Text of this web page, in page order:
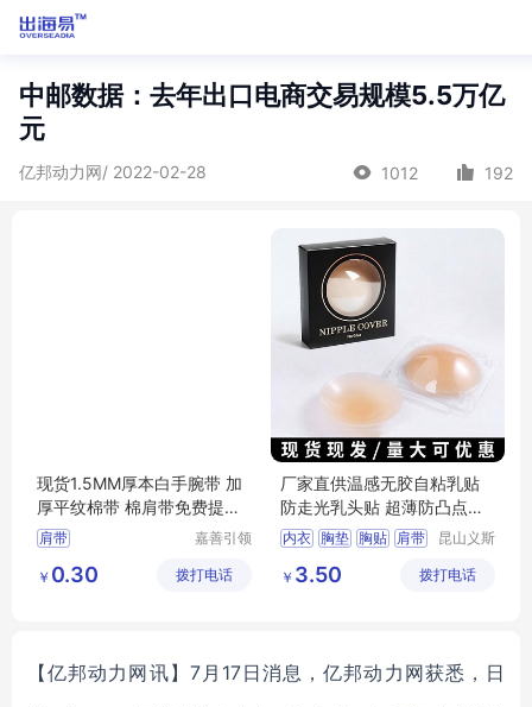
中邮数据：去年出口电商交易规模5.5万亿
元
亿邦动力网/ 2022-02-28 1012 192
现货1.5MM厚本白手腕带 加
厚平纹棉带 棉肩带免费提供
样品
肩带
嘉善引领
厂(普通
￥ 0.30 拨打电话
厂家直供温感无胶自粘乳贴
防走光乳头贴 超薄防凸点硅
胶固态胸贴
内衣 胸垫 胸贴 肩带
昆山义斯
限公司
￥ 3.50 拨打电话
【亿邦动力网讯】7月17日消息，亿邦动力网获悉，日